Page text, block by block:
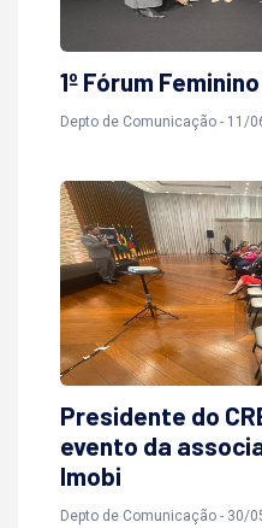
1º Fórum
Depto de Comunicação - 11/
Presidente do
evento da
Imobi
Depto de Comunicação - 30/